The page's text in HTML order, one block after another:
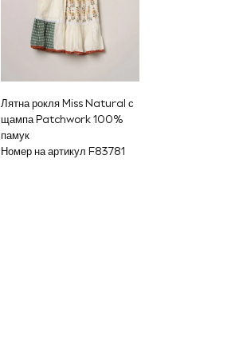
Лятна рокля Miss Natural с
щампа Patchwork 100%
памук
Номер на артикул F83781